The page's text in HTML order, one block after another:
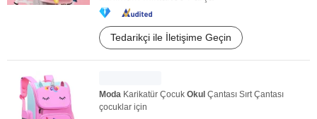
Tedarikçi ile İletişime Geçin
Moda Karikatür Çocuk Okul Çantası Sırt Çantası
çocuklar için